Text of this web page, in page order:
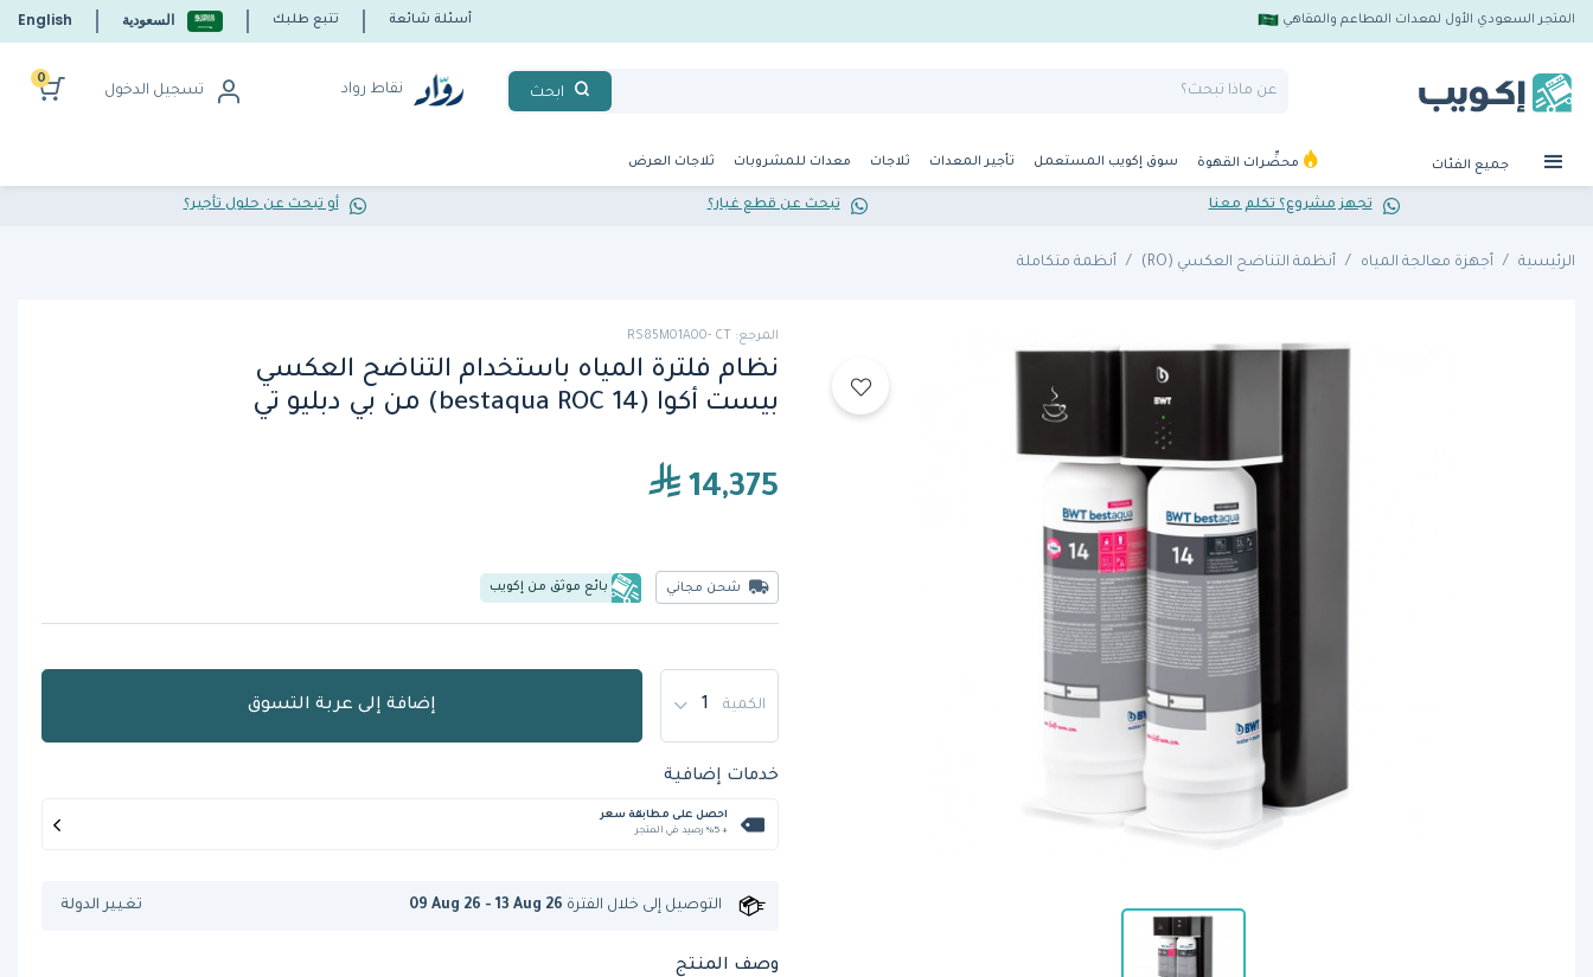
المتجر السعودي الأول لمعدات المطاعم والمقاهي أسئلة شائعة تتبع طلبك السعودية English
ابحث نقاط رواد تسجيل الدخول
0
جميع الفئات محضِّرات القهوة سوق إكويب المستعمل تأجير المعدات ثلاجات معدات للمشروبات ثلاجات العرض
تجهز مشروع؟ تكلم معنا تبحث عن قطع غيار؟ أو تبحث عن حلول تأجير؟
الرئيسية أجهزة معالجة المياه أنظمة التناضح العكسي (RO) أنظمة متكاملة
المرجع: RS85M01A00- CT
نظام فلترة المياه باستخدام التناضح العكسي
بيست أكوا (bestaqua ROC 14) من بي دبليو تي
14,375
شحن مجاني بائع موثق من إكويب
الكمية إضافة إلى عربة التسوق
خدمات إضافية
احصل على مطابقة سعر
+ %5 رصيد في المتجر
التوصيل إلى خلال الفترة 09 Aug 26 - 13 Aug 26 تغيير الدولة
وصف المنتج